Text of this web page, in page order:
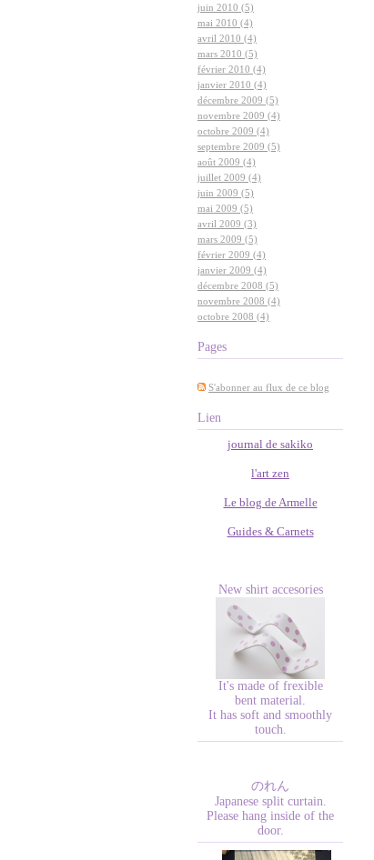
juin 2010 (5)
mai 2010 (4)
avril 2010 (4)
mars 2010 (5)
février 2010 (4)
janvier 2010 (4)
décembre 2009 (5)
novembre 2009 (4)
octobre 2009 (4)
septembre 2009 (5)
août 2009 (4)
juillet 2009 (4)
juin 2009 (5)
mai 2009 (5)
avril 2009 (3)
mars 2009 (5)
février 2009 (4)
janvier 2009 (4)
décembre 2008 (5)
novembre 2008 (4)
octobre 2008 (4)
Pages
S'abonner au flux de ce blog
Lien
journal de sakiko
l'art zen
Le blog de Armelle
Guides & Carnets
New shirt accesories
It's made of frexible
bent material.
It has soft and smoothly
touch.
のれん
Japanese split curtain.
Please hang inside of the
door.